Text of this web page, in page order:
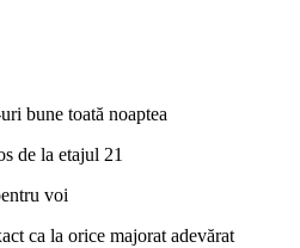
bune toată noaptea
de la etajul 21
voi
ca la orice majorat adevărat